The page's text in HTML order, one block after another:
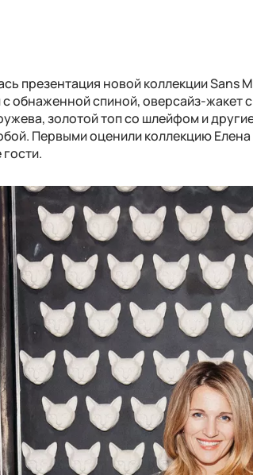
презентация новой коллекции Sans
с обнаженной спиной, оверсайз-жакет
золотой топ со шлейфом и
Первыми оценили коллекцию